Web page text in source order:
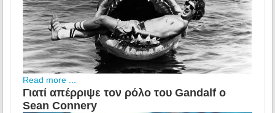
Read more ...
Γιατί απέρριψε τον ρόλο του Gandalf ο
Sean Connery